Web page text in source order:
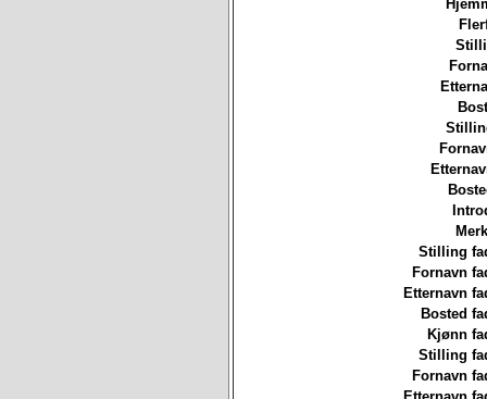
Stilling
Fornavn
Etternavn
Bosted
Kjønn
Stilling
Fornavn